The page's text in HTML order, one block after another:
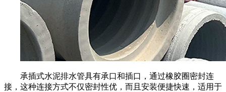
承插式水泥排水管具有承口和插口，通过橡胶圈密封连
接，这种连接方式不仅密封性优，而且安装便捷快速，适用于